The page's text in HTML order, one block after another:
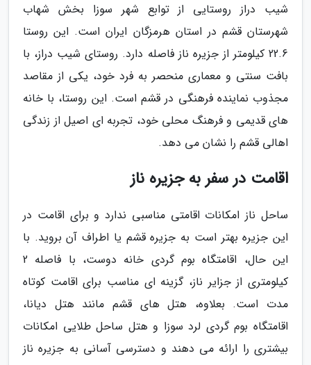
شیب دراز روستایی از توابع شهر سوزا بخش شهاب
شهرستان قشم در استان هرمزگان ایران است. این روستا
22.6 کیلومتر از جزیره ناز فاصله دارد. روستای شیب دراز، با
بافت سنتی و معماری منحصر به فرد خود، یکی از مقاصد
مجذوب نماینده فرهنگی در قشم است. این روستا، با خانه
های قدیمی و فرهنگ محلی خود، تجربه ای اصیل از زندگی
اهالی قشم را نشان می دهد.
اقامت در سفر به جزیره ناز
ساحل ناز امکانات اقامتی مناسبی ندارد و برای اقامت در
این جزیره بهتر است به جزیره قشم یا اطراف آن بروید. با
این حال، اقامتگاه بوم گردی خانه دوست، با فاصله 2
کیلومتری از جزایر ناز، گزینه ای مناسب برای اقامت کوتاه
مدت است. بعلاوه، هتل های قشم مانند هتل دیانا،
اقامتگاه بوم گردی لرد سوزا و هتل ساحل طلایی امکانات
بیشتری را ارائه می دهند و دسترسی آسانی به جزیره ناز